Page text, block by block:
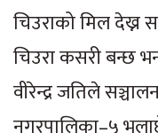
चिउराको मिल देख्न
चिउरा कसरी बन्छ
वीरेन्द्र जतिले